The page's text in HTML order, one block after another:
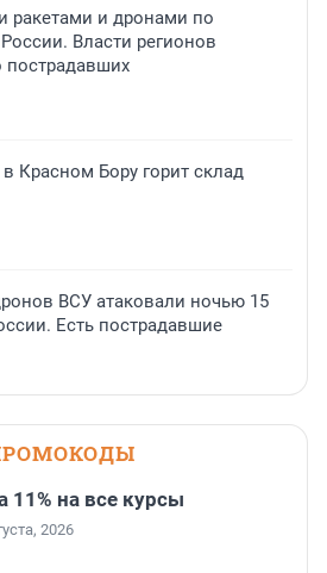
ракетами и дронами по
Власти регионов
в Красном Бору горит склад
ВСУ атаковали ночью 15
Есть пострадавшие
11% на все курсы
2026